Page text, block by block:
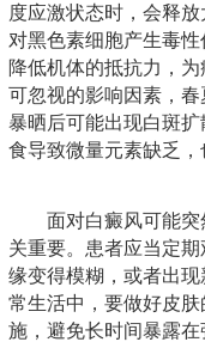
度应激状态时，会释
对黑色素细胞产生毒
降低机体的抵抗力，
可忽视的影响因素，
暴晒后可能出现白斑
食导致微量元素缺乏，
面对白癜风可能
关重要。患者应当定
缘变得模糊，或者出
常生活中，要做好皮
施，避免长时间暴露